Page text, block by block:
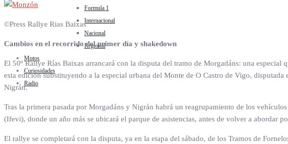
Formula 1
Internacional
Nacional
Regional
Motos
Curiosidades
Radio
©Press Rallye Rias Baixas
Cambios en el recorrido del primer día y shakedown
El 50º Rallye Rías Baixas arrancará con la disputa del tramo de Morgadáns: una
esta edición substituyendo a la especial urbana del Monte de O Castro de Vigo,
Nigrán.
Tras la primera pasada por Morgadáns y Nigrán habrá un reagrupamiento de los
(Ifevi), donde un año más se ubicará el parque de asistencias, antes de volver a abordar
El rallye se completará con la disputa, ya en la etapa del sábado, de los Tramos de